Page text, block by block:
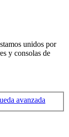
unidos por
y consolas de
avanzada